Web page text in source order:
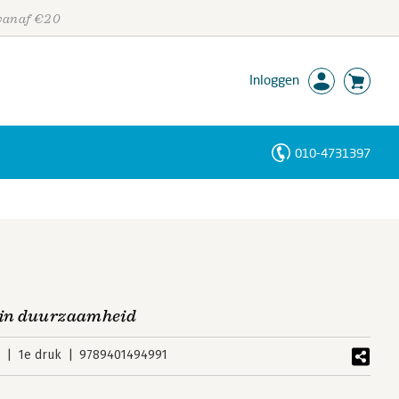
€20
Inloggen
010-4731397
duurzaamheid
1e druk 9789401494991
Personen